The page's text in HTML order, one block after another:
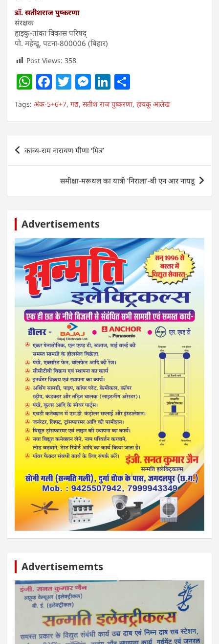
डॉ. सतीशराज पुष्करणा
संरक्षक
हाइकु-तांका विकास परिषद्
पो. महेन्द्रू, पटना-800006 (बिहार)
Post Views: 358
W
h
at
s
A
p
F
a
c
e
b
o
o
k
T
w
itt
er
M
e
ss
e
n
g
er
Li
n
k
e
n
h
ar
e
Tags: अंक-5+6+7, गद्य, सतीश राज पुष्करणा, हायकू आलेख
Post
navigation
काव्य-राम नारायण मीणा ‘मित्र’
समीक्षा-मरूथल का यात्री ‘निराला’-बी एन आर नायडू
Advertisements
बस्तर पाति
आपकी अपनी पत्रिका
Advertisememts